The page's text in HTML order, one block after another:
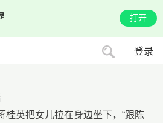
打开
登录
桂英把女儿拉在身边坐下，“跟陈